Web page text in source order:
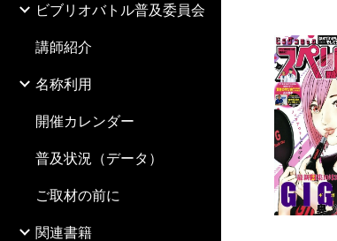
ビブリオバトル普及委員会
講師紹介
名称利用
開催カレンダー
普及状況（データ）
ご取材の前に
関連書籍